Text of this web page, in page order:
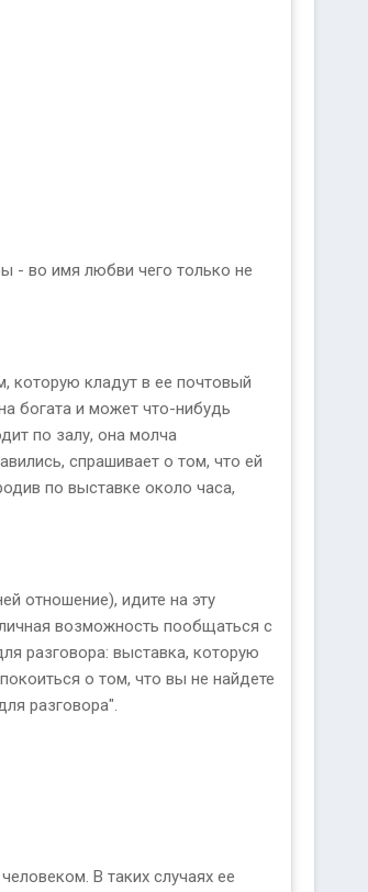
- во имя любви чего только не
которую кладут в ее почтовый
богата и может что-нибудь
по залу, она молча
спрашивает о том, что ей
по выставке около часа,
отношение), идите на эту
возможность пообщаться с
разговора: выставка, которую
о том, что вы не найдете
разговора".
В таких случаях ее